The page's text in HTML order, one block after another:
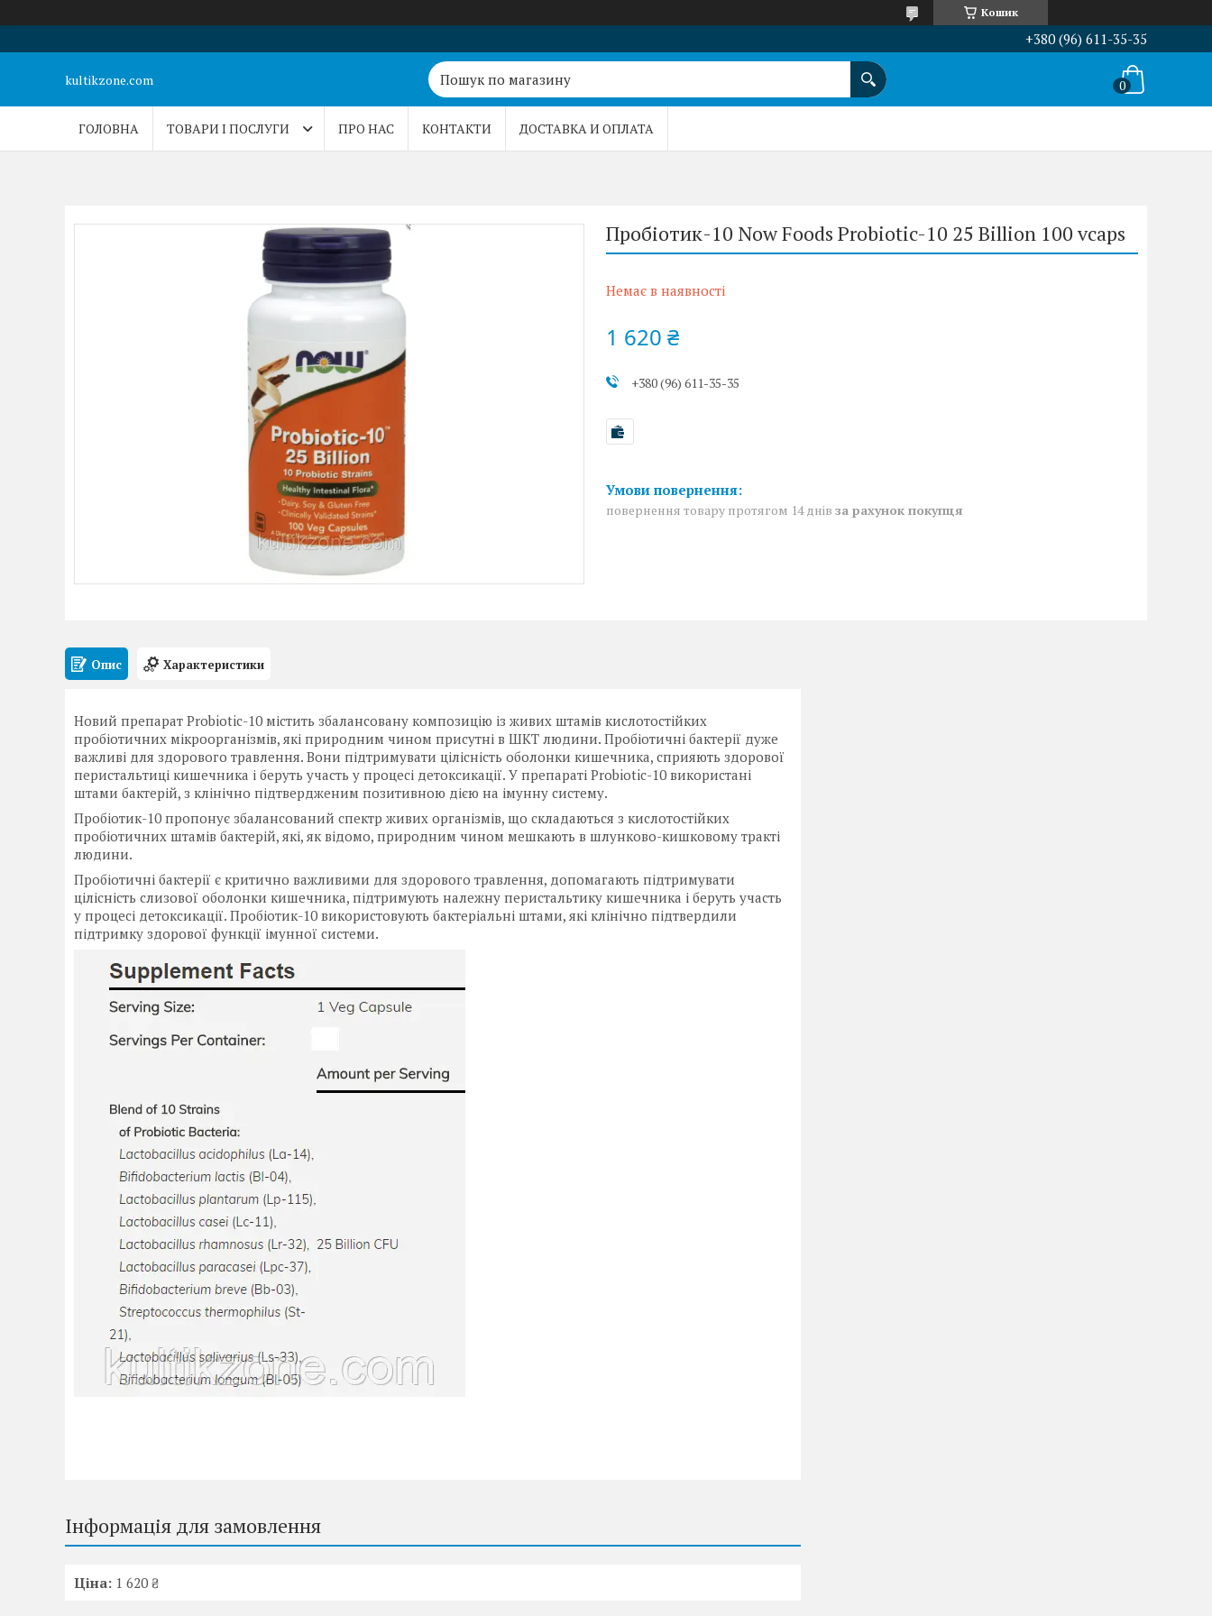
Кошик
+380 (96) 611-35-35
kultikzone.com
ГОЛОВНА ТОВАРИ І ПОСЛУГИ ПРО НАС КОНТАКТИ ДОСТАВКА И ОПЛАТА
Пробіотик-10 Now Foods Probiotic-10 25 Billion 100 vcaps
Немає в наявності
1 620 ₴
+380 (96) 611-35-35
повернення товару протягом 14 днів за рахунок покупця
Опис Характеристики
Новий препарат Probiotic-10 містить збалансовану композицію із живих штамів кислотостійких
пробіотичних мікроорганізмів, які природним чином присутні в ШКТ людини. Пробіотичні бактерії дуже
важливі для здорового травлення. Вони підтримувати цілісність оболонки кишечника, сприяють здорової
перистальтиці кишечника і беруть участь у процесі детоксикації. У препараті Probiotic-10 використані
штами бактерій, з клінічно підтвердженим позитивною дією на імунну систему.
Пробіотик-10 пропонує збалансований спектр живих організмів, що складаються з кислотостійких
пробіотичних штамів бактерій, які, як відомо, природним чином мешкають в шлунково-кишковому тракті
людини.
Пробіотичні бактерії є критично важливими для здорового травлення, допомагають підтримувати
цілісність слизової оболонки кишечника, підтримують належну перистальтику кишечника і беруть участь
у процесі детоксикації. Пробіотик-10 використовують бактеріальні штами, які клінічно підтвердили
підтримку здорової функції імунної системи.
Інформація для замовлення
Ціна: 1 620 ₴